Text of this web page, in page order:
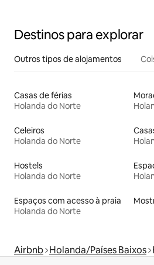
Destinos para explorar
Outros tipos de alojamentos
Casas de férias
Holanda do Norte
Celeiros
Holanda do Norte
Hostels
Holanda do Norte
Espaços com acesso à praia
Holanda do Norte
Airbnb Holanda/Países Baixos